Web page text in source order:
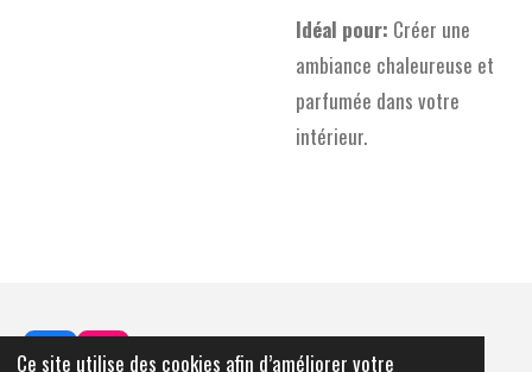
Ce site utilise des cookies afin d’améliorer votre
Idéal pour: Créer une
ambiance chaleureuse et
parfumée dans votre
intérieur.